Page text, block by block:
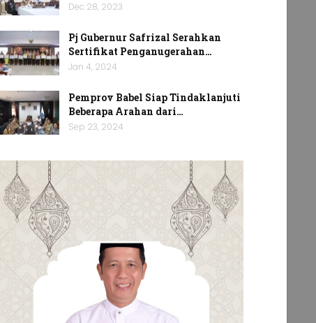
Dec 28, 2023
Pj Gubernur Safrizal Serahkan
Sertifikat Penganugerahan…
Jan 4, 2024
Pemprov Babel Siap Tindaklanjuti
Beberapa Arahan dari…
Sep 23, 2024